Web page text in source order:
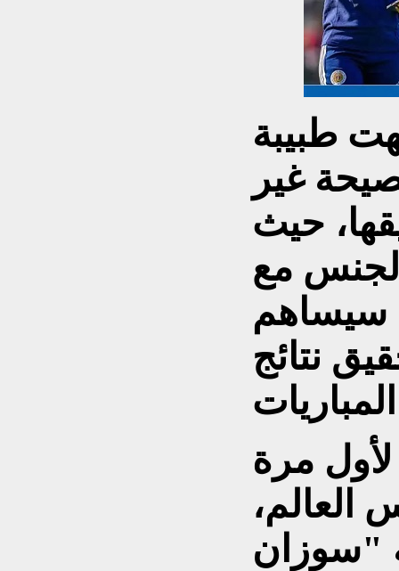
طبيبة
غير
حيث
مع
سيساهم
نتائج
مرة
العالم،
"سوزان